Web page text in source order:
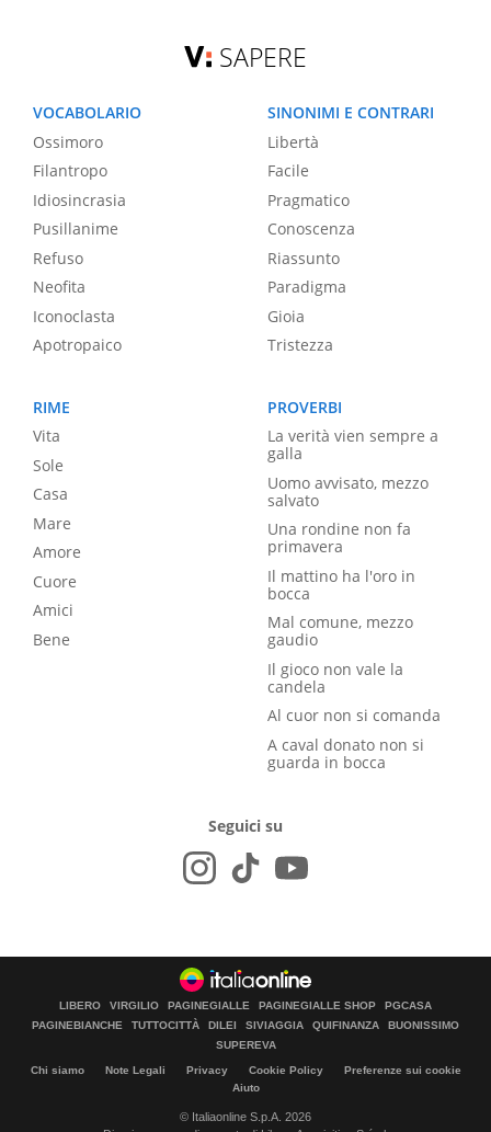
SAPERE
VOCABOLARIO
Ossimoro
Filantropo
Idiosincrasia
Pusillanime
Refuso
Neofita
Iconoclasta
Apotropaico
SINONIMI E CONTRARI
Libertà
Facile
Pragmatico
Conoscenza
Riassunto
Paradigma
Gioia
Tristezza
RIME
Vita
Sole
Casa
Mare
Amore
Cuore
Amici
Bene
PROVERBI
La verità vien sempre a
galla
Uomo avvisato, mezzo
salvato
Una rondine non fa
primavera
Il mattino ha l'oro in
bocca
Mal comune, mezzo
gaudio
Il gioco non vale la
candela
Al cuor non si comanda
A caval donato non si
guarda in bocca
Seguici su
LIBERO VIRGILIO PAGINEGIALLE PAGINEGIALLE SHOP
PGCASA
PAGINEBIANCHE
TUTTOCITTÀ DILEI SIVIAGGIA QUIFINANZA
BUONISSIMO
SUPEREVA
Chi siamo Note Legali Privacy Cookie Policy
Preferenze sui cookie
Aiuto
© Italiaonline S.p.A. 2026